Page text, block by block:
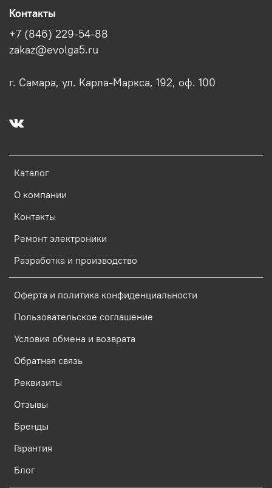
Каталог
О компании
Контакты
Ремонт электроники
Разработка и производство
Оферта и политика конфиденциальности
Пользовательское соглашение
Условия обмена и возврата
Обратная связь
Реквизиты
Отзывы
Бренды
Гарантия
Блог
Контакты
+7 (846) 229-54-88
zakaz@evolga5.ru
г. Самара, ул. Карла-Маркса, 192, оф. 100